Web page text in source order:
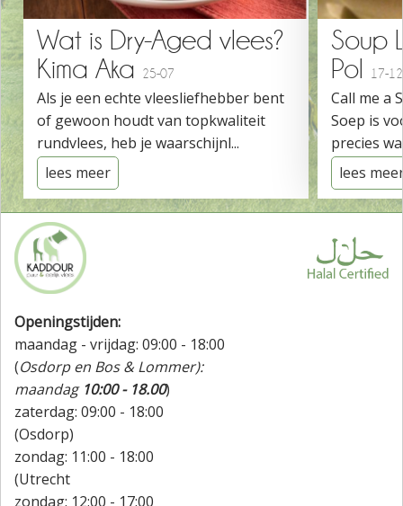
Wat is Dry-Aged vlees?
Kima Aka
25-07
Als je een echte vleesliefhebber bent
of gewoon houdt van topkwaliteit
rundvlees, heb je waarschijnl...
lees meer
Soup
Pol
17-12
Call me a
Soep is
precies
lees
Openingstijden:
maandag - vrijdag: 09:00 - 18:00
(Osdorp en Bos & Lommer):
maandag 10:00 - 18.00)
zaterdag: 09:00 - 18:00
(Osdorp)
zondag: 11:00 - 18:00
(Utrecht
zondag: 12:00 - 17:00